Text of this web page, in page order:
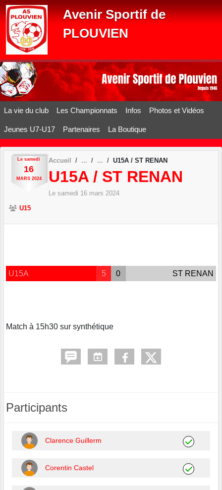
Avenir Sportif de
PLOUVIEN
La vie du club Les Championnats Infos Photos et Vidéos
Jeunes U7-U17 Partenaires La Boutique
Le samedi
16
MARS 2024
Accueil U15A / ST RENAN
U15A / ST RENAN
Le samedi 16 mars 2024
U15
U15A 5 0 ST RENAN
Match à 15h30 sur synthétique
Participants
Clarence Guillerm
Corentin Castel
Panneau de gestion des cookies